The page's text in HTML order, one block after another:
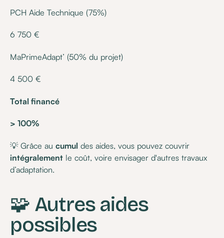
PCH Aide Technique (75%)
6 750 €
MaPrimeAdapt’ (50% du projet)
4 500 €
Total financé
> 100%
💡 Grâce aucumul des aides, vous pouvez couvrir
intégralement le coût, voire envisager d'autres travaux
d’adaptation.
🧩 Autres aides
possibles